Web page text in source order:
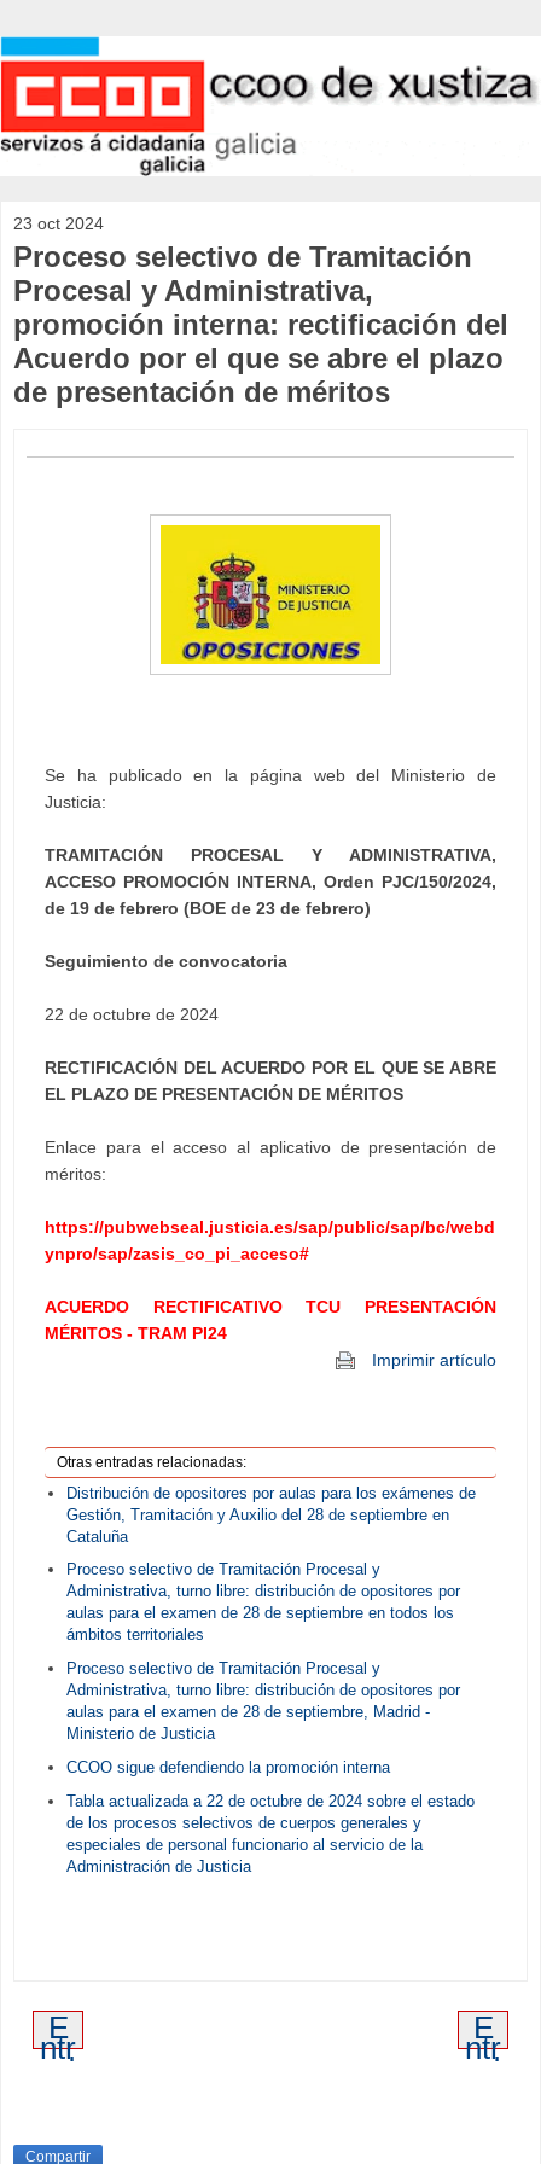
23 oct 2024
Proceso selectivo de Tramitación
Procesal y Administrativa,
promoción interna: rectificación del
Acuerdo por el que se abre el plazo
de presentación de méritos
Se ha publicado en la página web del Ministerio de
Justicia:
TRAMITACIÓN PROCESAL Y ADMINISTRATIVA,
ACCESO PROMOCIÓN INTERNA, Orden PJC/150/2024,
de 19 de febrero (BOE de 23 de febrero)
Seguimiento de convocatoria
22 de octubre de 2024
RECTIFICACIÓN DEL ACUERDO POR EL QUE SE ABRE
EL PLAZO DE PRESENTACIÓN DE MÉRITOS
Enlace para el acceso al aplicativo de presentación de
méritos:
https://pubwebseal.justicia.es/sap/public/sap/bc/webd
ynpro/sap/zasis_co_pi_acceso#
ACUERDO RECTIFICATIVO TCU PRESENTACIÓN
MÉRITOS - TRAM PI24
Imprimir artículo
Otras entradas relacionadas:
Distribución de opositores por aulas para los exámenes de
Gestión, Tramitación y Auxilio del 28 de septiembre en
Cataluña
Proceso selectivo de Tramitación Procesal y
Administrativa, turno libre: distribución de opositores por
aulas para el examen de 28 de septiembre en todos los
ámbitos territoriales
Proceso selectivo de Tramitación Procesal y
Administrativa, turno libre: distribución de opositores por
aulas para el examen de 28 de septiembre, Madrid -
Ministerio de Justicia
CCOO sigue defendiendo la promoción interna
Tabla actualizada a 22 de octubre de 2024 sobre el estado
de los procesos selectivos de cuerpos generales y
especiales de personal funcionario al servicio de la
Administración de Justicia
E
ntr
ad
re
E
ntr
ad
Compartir